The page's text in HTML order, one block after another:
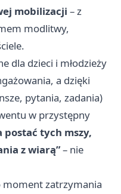
mobilizacji – z
modlitwy,
dla dzieci i młodzieży
a dzięki
pytania, zadania)
w przystępny
postać tych mszy,
z wiarą”– nie
moment zatrzymania